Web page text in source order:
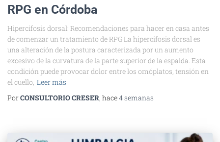
RPG en Córdoba
Hipercifosis dorsal: Recomendaciones para hacer en casa antes
de comenzar un tratamiento de RPG La hipercifosis dorsal es
una alteración de la postura caracterizada por un aumento
excesivo de la curvatura de la parte superior de la espalda. Esta
condición puede provocar dolor entre los omóplatos, tensión en
el cuello, Leer más
PorCONSULTORIO CRESER, hace4 semanas